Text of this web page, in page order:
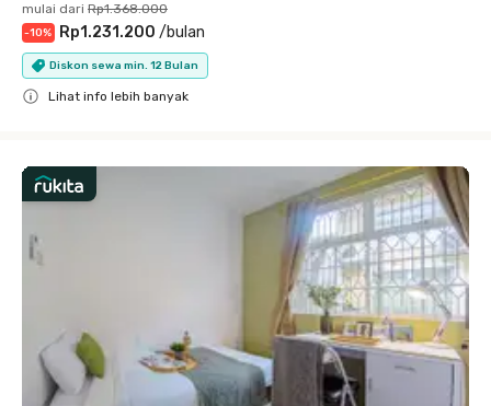
mulai dari Rp1.368.000
-10% Rp1.231.200 /bulan
Diskon sewa min. 12 Bulan
Lihat info lebih banyak